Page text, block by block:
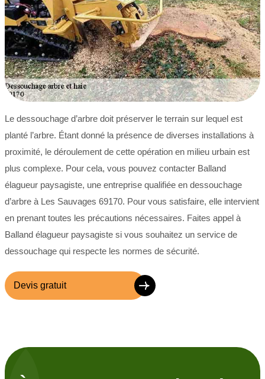
Le dessouchage d’arbre doit préserver le terrain sur lequel est
planté l’arbre. Étant donné la présence de diverses installations à
proximité, le déroulement de cette opération en milieu urbain est
plus complexe. Pour cela, vous pouvez contacter Balland
élagueur paysagiste, une entreprise qualifiée en dessouchage
d’arbre à Les Sauvages 69170. Pour vous satisfaire, elle intervient
en prenant toutes les précautions nécessaires. Faites appel à
Balland élagueur paysagiste si vous souhaitez un service de
dessouchage qui respecte les normes de sécurité.
Devis gratuit